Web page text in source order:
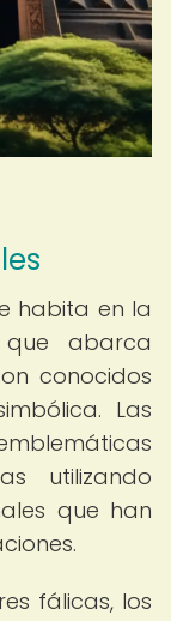
habita en la
abarca
conocidos
Las
utilizando
que han
fálicas, los